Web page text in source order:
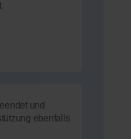
und
ebenfalls